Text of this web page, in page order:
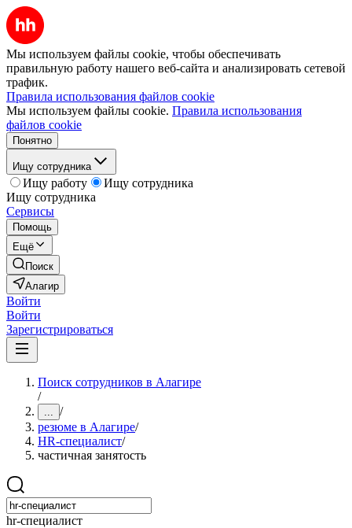
Мы используем файлы cookie, чтобы обеспечивать
правильную работу нашего веб-сайта и анализировать сетевой
трафик.
Правила использования файлов cookie
Мы используем файлы cookie. Правила использования
файлов cookie
Понятно
Ищу сотрудника
Ищу работу
Ищу сотрудника
Ищу сотрудника
Сервисы
Помощь
Ещё
Поиск
Алагир
Войти
Войти
Зарегистрироваться
Поиск сотрудников в Алагире
/
... /
резюме в Алагире/
HR-специалист/
частичная занятость
hr-специалист